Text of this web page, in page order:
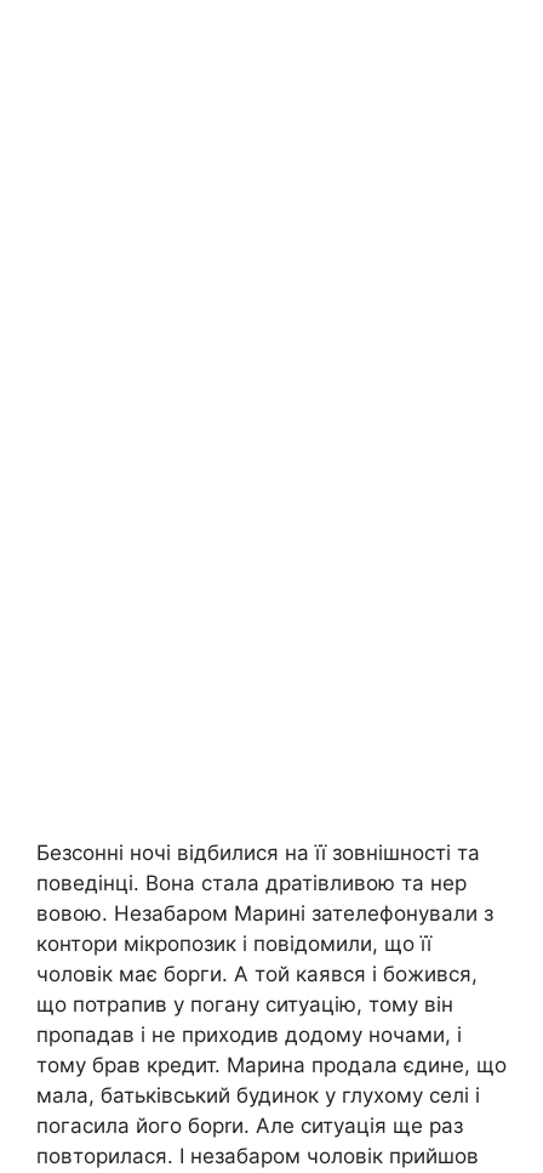
Безсонні ночі відбилися на її зовнішності та
поведінці. Вона стала дратівливою та нер
вовою. Незабаром Марині зателефонували з
контори мікропозик і повідомили, що її
чоловік має борги. А той каявся і божився,
що потрапив у погану ситуацію, тому він
пропадав і не приходив додому ночами, і
тому брав кредит. Марина продала єдине, що
мала, батьківський будинок у глухому селі і
погасила його борrи. Але ситуація ще раз
повторилася. І незабаром чоловік прийшов